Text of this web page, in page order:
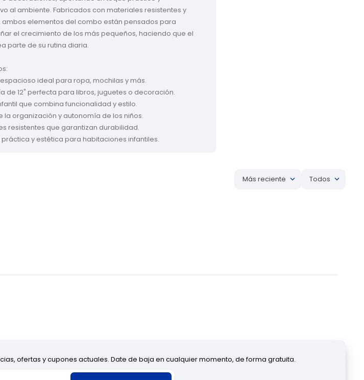
al ambiente. Fabricados con materiales resistentes y
ambos elementos del combo están pensados para
el crecimiento de los más pequeños, haciendo que el
parte de su rutina diaria.
ideal para ropa, mochilas y más.
de 12" perfecta para libros, juguetes o decoración.
que combina funcionalidad y estilo.
la organización y autonomía de los niños.
resistentes que garantizan durabilidad.
práctica y estética para habitaciones infantiles.
Más reciente Todos
ofertas y cupones actuales. Date de baja en cualquier momento, de forma gratuita.